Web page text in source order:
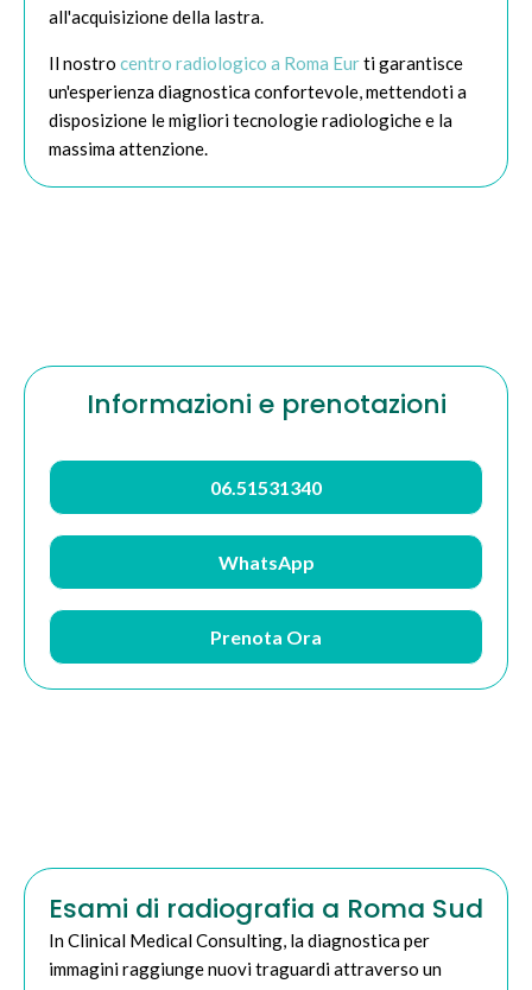
all'acquisizione della lastra.
Il nostro centro radiologico a Roma Eurti garantisce
un'esperienza diagnostica confortevole, mettendoti a
disposizione le migliori tecnologie radiologiche e la
massima attenzione.
Informazioni e prenotazioni
06.51531340
WhatsApp
Prenota Ora
Esami di radiografia a Roma Sud
In Clinical Medical Consulting, la diagnostica per
immagini raggiunge nuovi traguardi attraverso un